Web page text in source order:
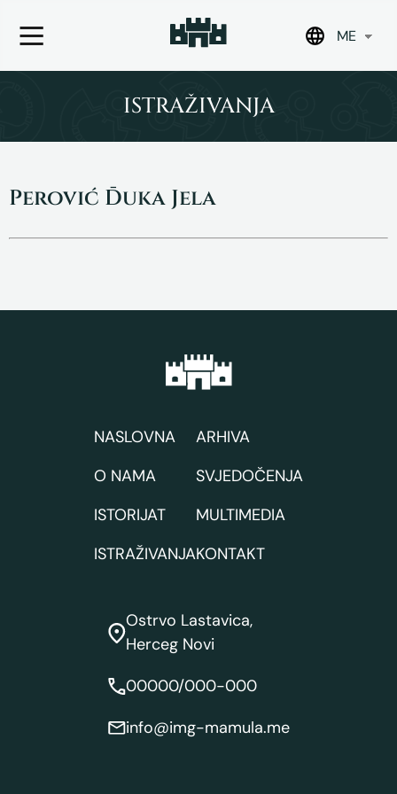
ME
ISTRAŽIVANJA
Perović Đuka Jela
NASLOVNA
O NAMA
ISTORIJAT
ISTRAŽIVANJA
ARHIVA
SVJEDOČENJA
MULTIMEDIA
KONTAKT
Ostrvo Lastavica,
Herceg Novi
00000/000-000
info@img-mamula.me